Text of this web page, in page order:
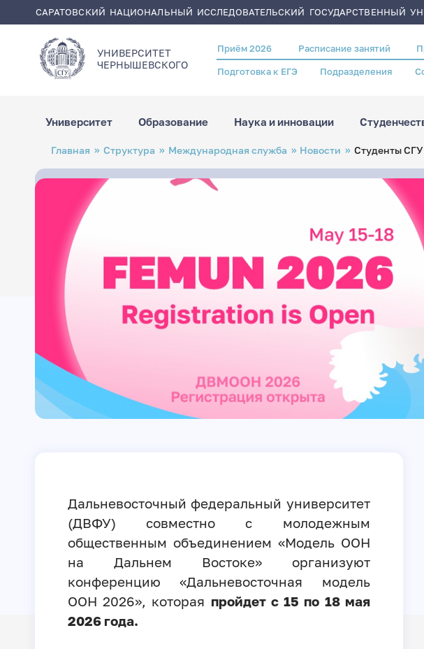
содержанию
САРАТОВСКИЙ НАЦИОНАЛЬНЫЙ ИССЛЕДОВАТЕЛЬСКИЙ ГОСУДАРСТВЕННЫЙ
УНИВЕРСИТЕТ
ЧЕРНЫШЕВСКОГO
Header
menu
Приём 2026 Расписание занятий
Подготовка к ЕГЭ Подразделения
Университет Образование Наука и инновации
Строка
навигации
Главная Структура Международная служба Новости Студенты
Дальневосточный федеральный университет
(ДВФУ) совместно с молодежным
общественным объединением «Модель ООН
на Дальнем Востоке» организуют
конференцию «Дальневосточная модель
ООН 2026», которая пройдет с 15 по 18 мая
2026 года.